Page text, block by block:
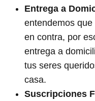
Entrega a
entendemos
en contra, por
entrega a
tus seres
casa.
Suscripciones